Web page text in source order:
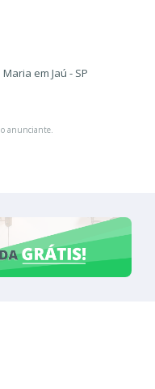
em Jaú - SP
o anunciante.